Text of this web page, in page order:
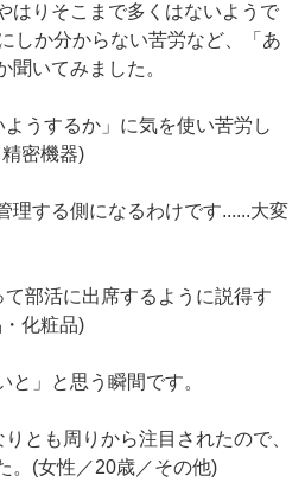
はりそこまで多くはないようで
しか分からない苦労など、「あ
聞いてみました。
うするか」に気を使い苦労し
密機器)
理する側になるわけです......大変
部活に出席するように説得す
化粧品)
と」と思う瞬間です。
とも周りから注目されたので、
。(女性／20歳／その他)